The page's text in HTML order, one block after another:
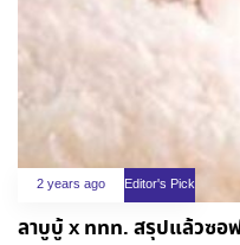
2 years ago Editor's Pick
ลาบูบู้ x ททท. สรุปแล้วซอ